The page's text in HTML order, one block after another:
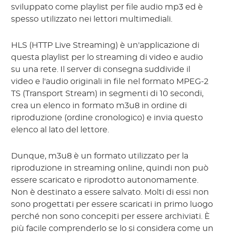
sviluppato come playlist per file audio mp3 ed è
spesso utilizzato nei lettori multimediali.
HLS (HTTP Live Streaming) è un'applicazione di
questa playlist per lo streaming di video e audio
su una rete. Il server di consegna suddivide il
video e l'audio originali in file nel formato MPEG-2
TS (Transport Stream) in segmenti di 10 secondi,
crea un elenco in formato m3u8 in ordine di
riproduzione (ordine cronologico) e invia questo
elenco al lato del lettore.
Dunque, m3u8 è un formato utilizzato per la
riproduzione in streaming online, quindi non può
essere scaricato e riprodotto autonomamente.
Non è destinato a essere salvato. Molti di essi non
sono progettati per essere scaricati in primo luogo
perché non sono concepiti per essere archiviati. È
più facile comprenderlo se lo si considera come un